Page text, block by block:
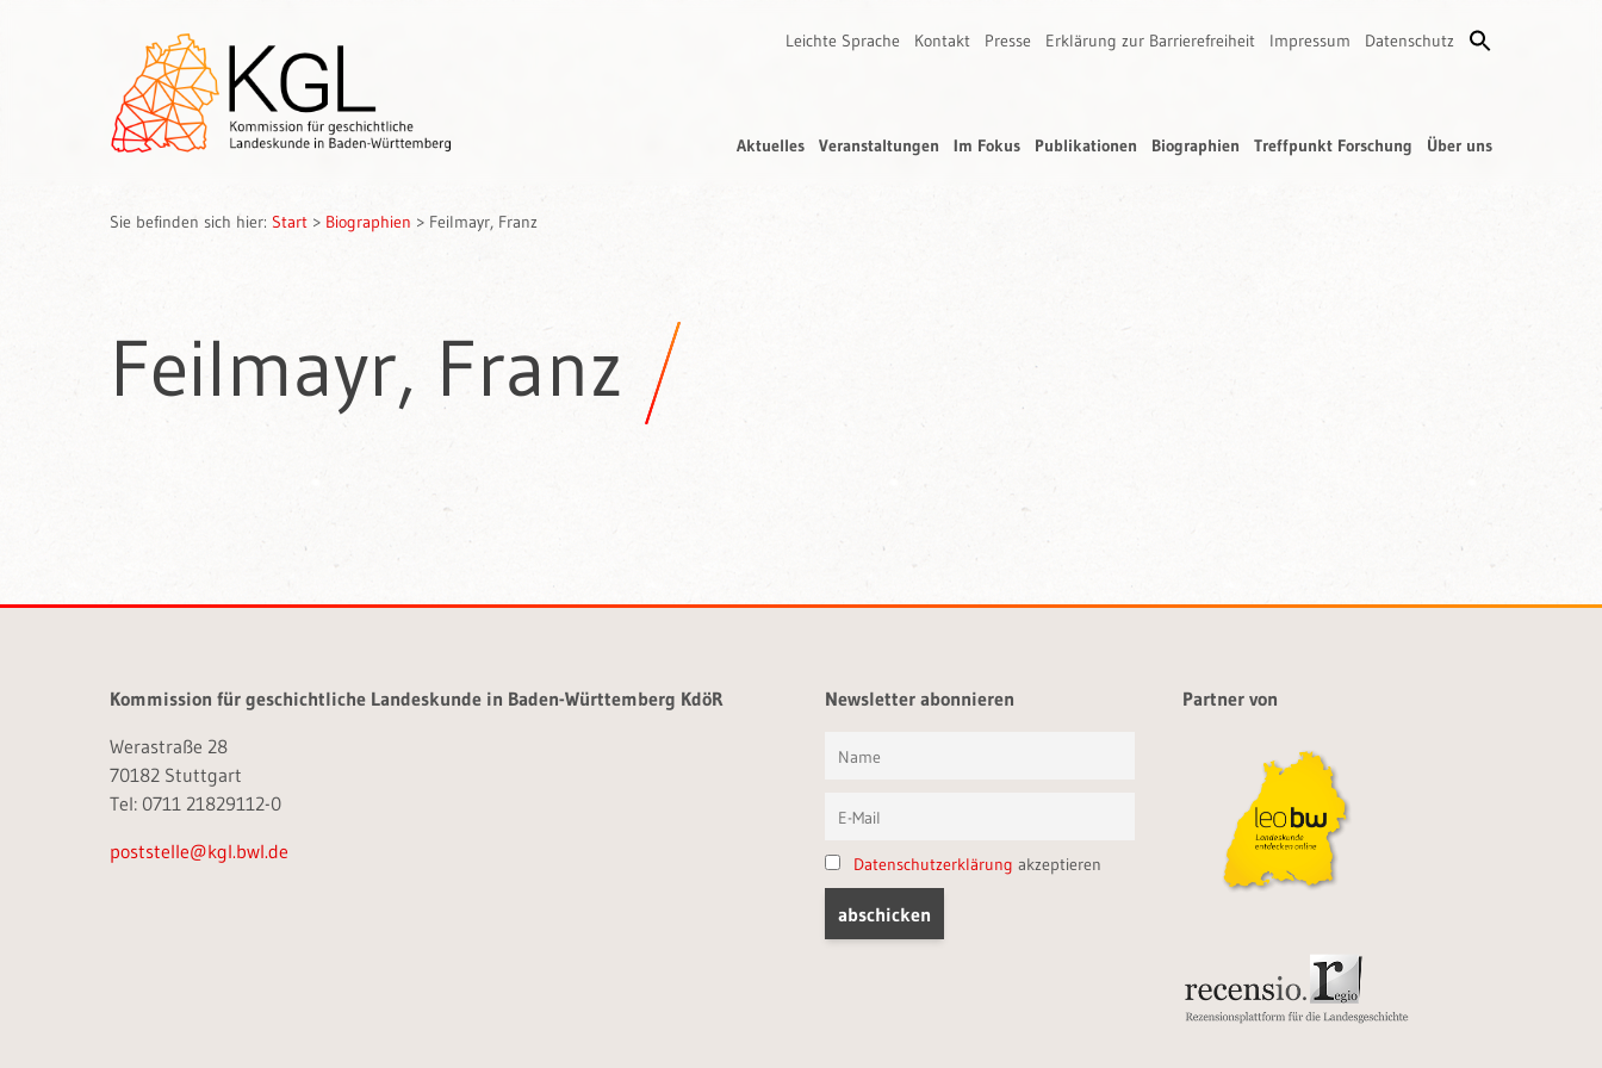
Leichte Sprache Kontakt Presse Erklärung zur Barrierefreiheit Impressum Datenschutz
Aktuelles Veranstaltungen Im Fokus Publikationen Biographien Treffpunkt Forschung Über uns
Sie befinden sich hier: Start > Biographien > Feilmayr, Franz
Feilmayr, Franz
Kommission für geschichtliche Landeskunde in Baden-Württemberg KdöR
Werastraße 28
70182 Stuttgart
Tel: 0711 21829112-0
poststelle@kgl.bwl.de
Newsletter abonnieren
Datenschutzerklärung akzeptieren
Partner von